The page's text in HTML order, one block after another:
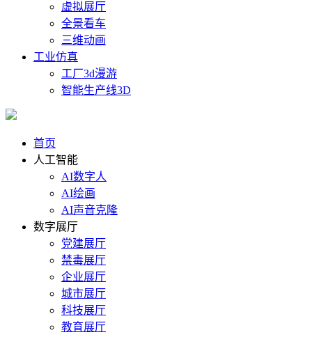
虚拟展厅
全景看车
三维动画
工业仿真
工厂3d漫游
智能生产线3D
首页
人工智能
AI数字人
AI绘画
AI声音克隆
数字展厅
党建展厅
禁毒展厅
企业展厅
城市展厅
科技展厅
教育展厅